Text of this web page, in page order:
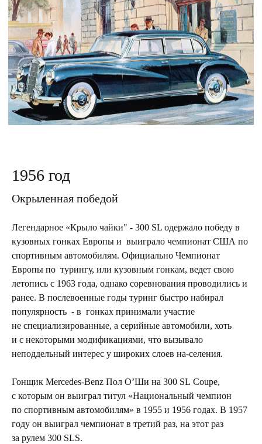
1956 год
Окрыленная победой
Легендарное «Крыло чайки" - 300 SL одержало победу в
кузовных гонках Европы и выиграло чемпионат США по
спортивным автомобилям. Официально Чемпионат
Европы по турингу, или кузовным гонкам, ведет свою
летопись с 1963 года, однако соревнования проводились и
ранее. В послевоенные годы туринг быстро набирал
популярность - в гонках принимали участие
не специализированные, а серийные автомобили, хоть
и с некоторыми модификациями, что вызывало
неподдельный интерес у широких слоев на-селения.
Гонщик Mercedes-Benz Пол О’Ши на 300 SL Coupe,
с которым он выиграл титул «Национальный чемпион
по спортивным автомобилям» в 1955 и 1956 годах. В 1957
году он выиграл чемпионат в третий раз, на этот раз
за рулем 300 SLS.